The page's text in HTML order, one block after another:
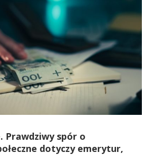
Prawdziwy spór o
dotyczy emerytur,